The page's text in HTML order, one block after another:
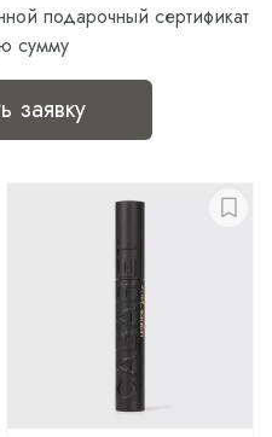
подарочный сертификат
сумму
заявку